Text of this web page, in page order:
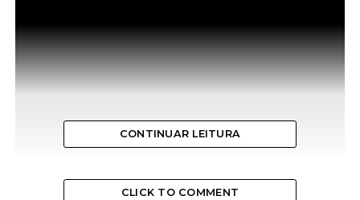
CONTINUAR LEITURA
CLICK TO COMMENT